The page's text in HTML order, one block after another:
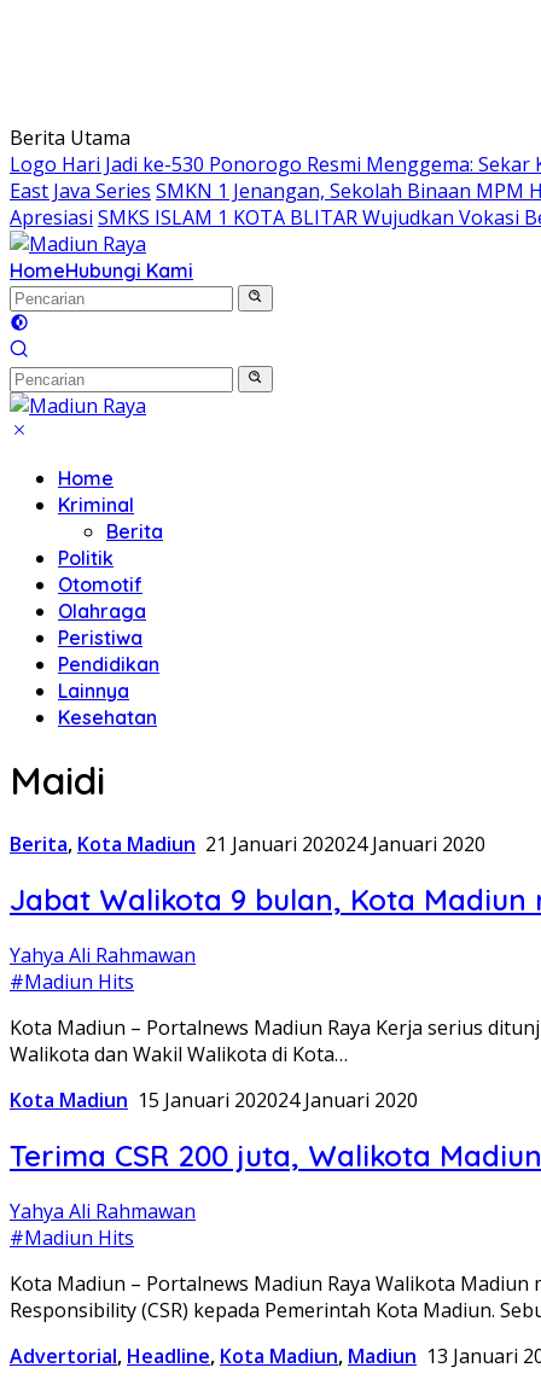
Berita Utama
Logo Hari Jadi ke-530 Ponorogo Resmi Menggema:
East Java Series SMKN 1 Jenangan, Sekolah Binaan MPM
Apresiasi SMKS ISLAM 1 KOTA BLITAR Wujudkan
HomeHubungi Kami
Home
Kriminal
Berita
Politik
Otomotif
Olahraga
Peristiwa
Pendidikan
Lainnya
Kesehatan
Maidi
Berita, Kota Madiun 21 Januari 202024 Januari 2020
Jabat Walikota 9 bulan, Kota Madiun
Yahya Ali Rahmawan
#Madiun Hits
Kota Madiun – Portalnews Madiun Raya Kerja serius
Walikota dan Wakil Walikota di Kota…
Kota Madiun 15 Januari 202024 Januari 2020
Terima CSR 200 juta, Walikota
Yahya Ali Rahmawan
#Madiun Hits
Kota Madiun – Portalnews Madiun Raya Walikota
Responsibility (CSR) kepada Pemerintah Kota Madiun.
Advertorial, Headline, Kota Madiun, Madiun 13 Januari